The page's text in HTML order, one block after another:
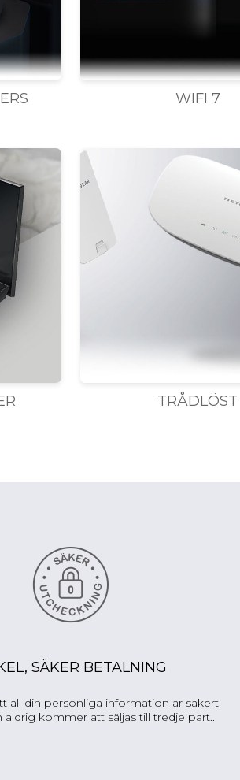
WIFI 7
TRÅDLÖST
SÄKER BETALNING
all din personliga information är säkert
aldrig kommer att säljas till tredje part..